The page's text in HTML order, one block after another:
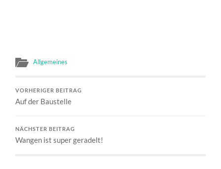
Allgemeines
VORHERIGER BEITRAG
Auf der Baustelle
NÄCHSTER BEITRAG
Wangen ist super geradelt!